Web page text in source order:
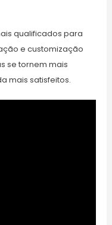
qualificados para
e customização
se tornem mais
mais satisfeitos.